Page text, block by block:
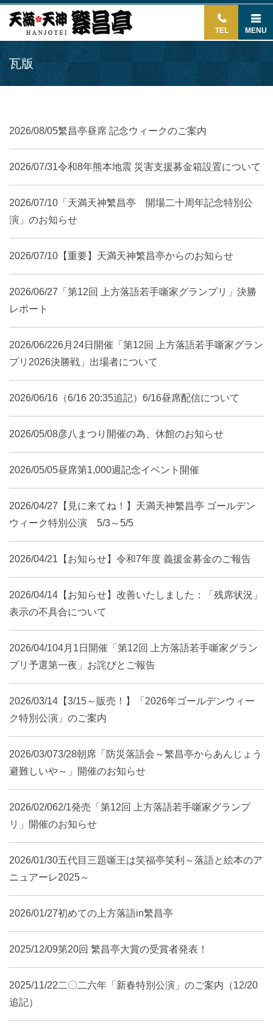
TEL MENU
瓦版
2026/08/05繁昌亭昼席 記念ウィークのご案内
2026/07/31令和8年熊本地震 災害支援募金箱設置について
2026/07/10 「天満天神繁昌亭 開場二十周年記念特別公
演」のお知らせ
2026/07/10 【重要】天満天神繁昌亭からのお知らせ
2026/06/27 「第12回 上方落語若手噺家グランプリ」決勝
レポート
2026/06/226月24日開催「第12回 上方落語若手噺家グラン
プリ2026決勝戦」出場者について
2026/06/16 （6/16 20:35追記）6/16昼席配信について
2026/05/08彦八まつり開催の為、休館のお知らせ
2026/05/05昼席第1,000週記念イベント開催
2026/04/27 【見に来てね！】天満天神繁昌亭 ゴールデン
ウィーク特別公演 5/3～5/5
2026/04/21 【お知らせ】令和7年度 義援金募金のご報告
2026/04/14 【お知らせ】改善いたしました：「残席状況」
表示の不具合について
2026/04/104月1日開催「第12回 上方落語若手噺家グラン
プリ予選第一夜」お詫びとご報告
2026/03/14 【3/15～販売！】「2026年ゴールデンウィー
ク特別公演」のご案内
2026/03/073/28朝席「防災落語会～繁昌亭からあんじょう
避難しいや～」開催のお知らせ
2026/02/062/1発売「第12回 上方落語若手噺家グランプ
リ」開催のお知らせ
2026/01/30五代目三題噺王は笑福亭笑利～落語と絵本のア
ニュアーレ2025～
2026/01/27初めての上方落語in繁昌亭
2025/12/09第20回 繁昌亭大賞の受賞者発表！
2025/11/22二〇二六年「新春特別公演」のご案内（12/20
追記）